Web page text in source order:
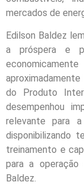
mercados de
Edilson Baldez
a próspera e
do Produto
desempenhou
relevante para
disponibilizando
treinamento e
para a operação
Baldez.